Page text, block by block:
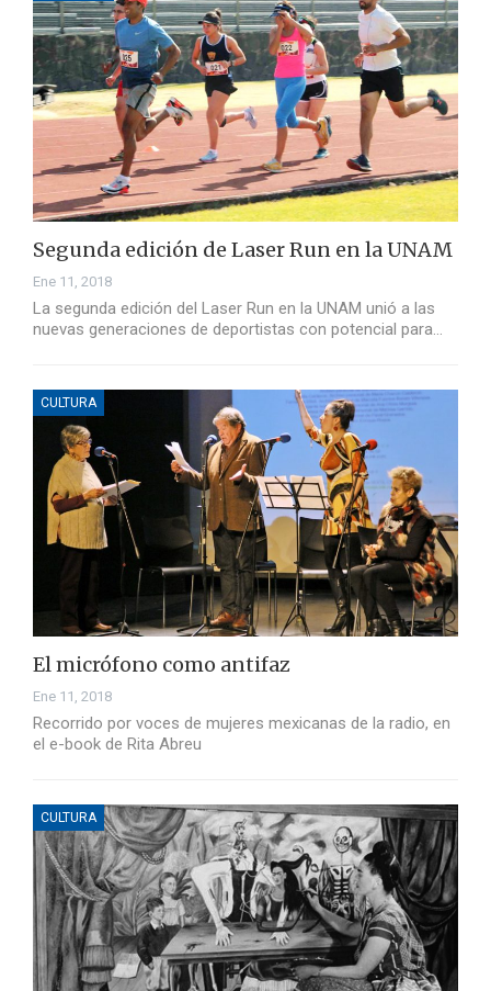
Segunda edición de Laser Run en la UNAM
Ene 11, 2018
La segunda edición del Laser Run en la UNAM unió a las
nuevas generaciones de deportistas con potencial para…
CULTURA
El micrófono como antifaz
Ene 11, 2018
Recorrido por voces de mujeres mexicanas de la radio, en
el e-book de Rita Abreu
CULTURA